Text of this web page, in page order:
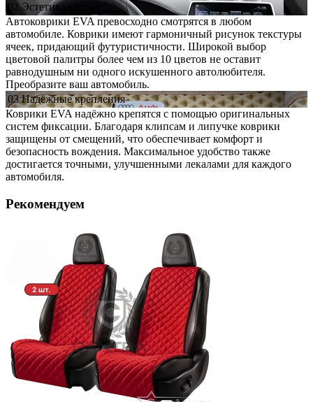
02 Эстетика
Автоковрики EVA превосходно смотрятся в любом
автомобиле. Коврики имеют гармоничный рисунок текстуры
ячеек, придающий футуристичности. Широкой выбор
цветовой палитры более чем из 10 цветов не оставит
равнодушным ни одного искушенного автолюбителя.
Преобразите ваш автомобиль.
03 Надёжные крепления
Коврики EVA надёжно крепятся с помощью оригинальных
систем фиксации. Благодаря клипсам и липучке коврики
защищены от смещений, что обеспечивает комфорт и
безопасность вождения. Максимальное удобство также
достигается точными, улучшенными лекалами для каждого
автомобиля.
Рекомендуем